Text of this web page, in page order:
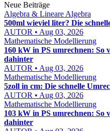
Neue Beiträge
Algebra & Lineare Algebra
500ml wieviel liter? Die
AUTOR • Aug 03, 2026
Mathematische Modellierung
160 kW in PS umrechnen: So
dahinter
AUTOR • Aug 03, 2026
Mathematische Modellierung
5zoll in cm: Die schnelle
AUTOR • Aug 03, 2026
Mathematische Modellierung
103 kW in PS umrechnen: So
dahinter